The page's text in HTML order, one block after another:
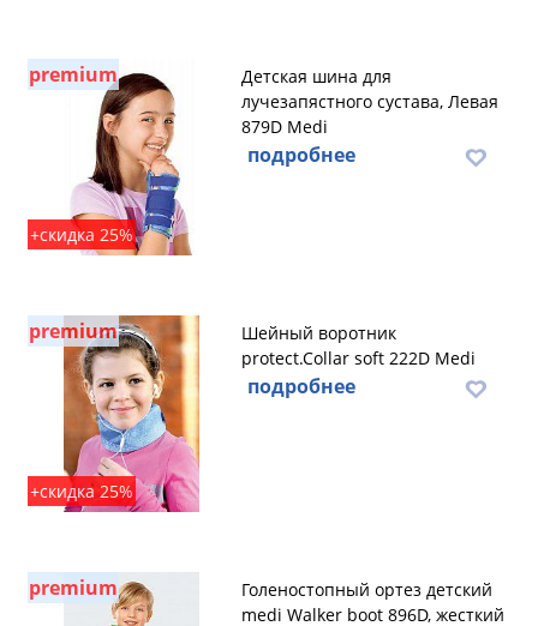
premium
+скидка 25%
Детская шина для
лучезапястного сустава, Левая
879D Medi
подробнее
premium
+скидка 25%
Шейный воротник
protect.Collar soft 222D Medi
подробнее
premium
Голеностопный ортез детский
medi Walker boot 896D, жесткий